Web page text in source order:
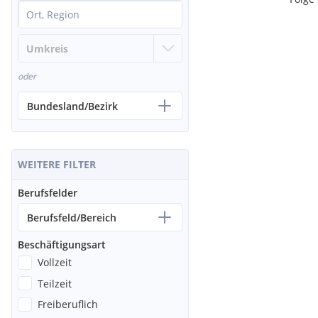
oder
Bundesland/Bezirk
WEITERE FILTER
Berufsfelder
Berufsfeld/Bereich
Beschäftigungsart
Vollzeit
Teilzeit
Freiberuflich